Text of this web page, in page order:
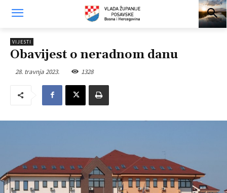
VIJESTI
Obavijest o neradnom danu
28. travnja 2023. 1328